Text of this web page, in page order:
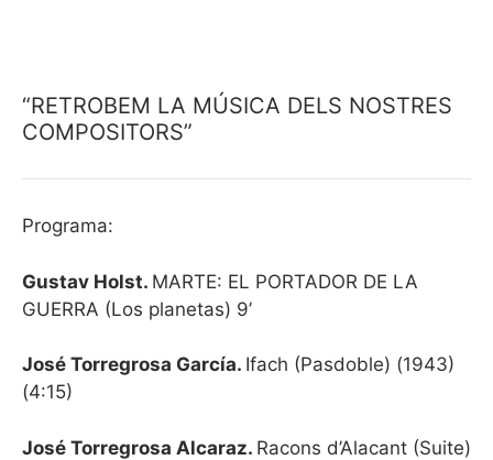
“RETROBEM LA MÚSICA DELS NOSTRES
COMPOSITORS”
Programa:
Gustav Holst. MARTE: EL PORTADOR DE LA
GUERRA (Los planetas) 9’
José Torregrosa García. Ifach (Pasdoble) (1943)
(4:15)
José Torregrosa Alcaraz. Racons d’Alacant (Suite)